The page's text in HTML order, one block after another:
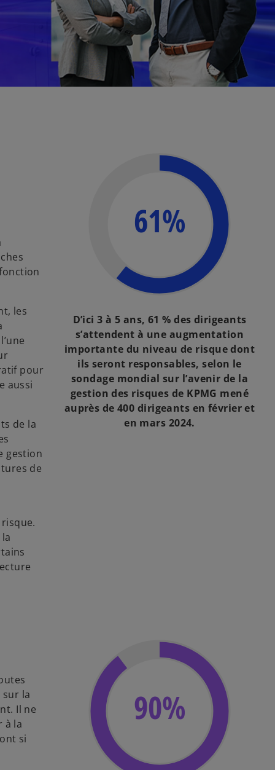
les
pour
aussi
de la
gestion
de
61%
D’ici 3 à 5 ans, 61 % des dirigeants
s’attendent à une augmentation
importante du niveau de risque dont
ils seront responsables, selon le
sondage mondial sur l’avenir de la
gestion des risques de KPMG mené
auprès de 400 dirigeants en février et
en mars 2024.
la
Il ne
à la
si
90%